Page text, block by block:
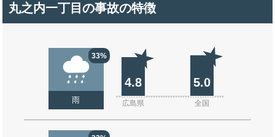
丸之内一丁目の事故の特徴
33%
雨
4.8 5.0
広島県 全国